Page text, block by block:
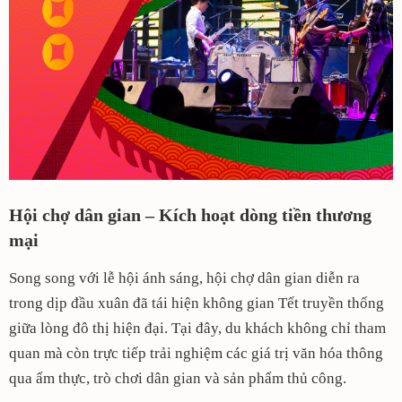
Hội chợ dân gian – Kích hoạt dòng tiền thương
mại
Song song với lễ hội ánh sáng, hội chợ dân gian diễn ra
trong dịp đầu xuân đã tái hiện không gian Tết truyền thống
giữa lòng đô thị hiện đại. Tại đây, du khách không chỉ tham
quan mà còn trực tiếp trải nghiệm các giá trị văn hóa thông
qua ẩm thực, trò chơi dân gian và sản phẩm thủ công.